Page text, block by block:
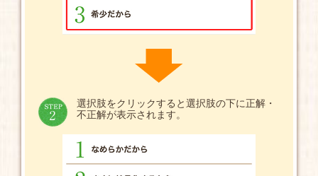
選択肢をクリックすると選択肢の下に正解・
不正解が表示されます。